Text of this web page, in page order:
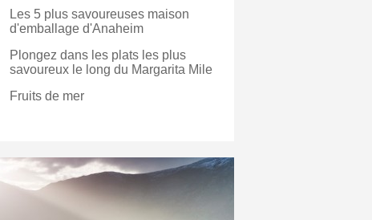
Les 5 plus savoureuses maison
d'emballage d'Anaheim
Plongez dans les plats les plus
savoureux le long du Margarita Mile
Fruits de mer